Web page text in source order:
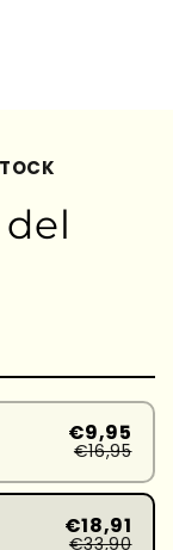
€9,95
€16,95
€18,91
€33,90